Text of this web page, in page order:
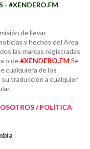
- #XENDERO.FM
de llevar
y hechos del Área
las marcas registradas
o de#XENDERO.FM Se
cualquiera de los
traducción a cualquier
/ POLÍTICA